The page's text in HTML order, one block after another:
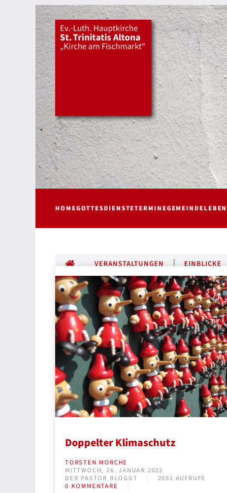
HOMEGOTTESDIENSTETERMINEGEMEINDELEBEN
ALLE BEITRÄGE
VERANSTALTUNGEN EINBLICKE
Doppelter Klimaschutz
TORSTEN MORCHE
MITTWOCH, 26. JANUAR 2022
DER PASTOR BLOGGT
2051 AUFRUFE
0 KOMMENTARE